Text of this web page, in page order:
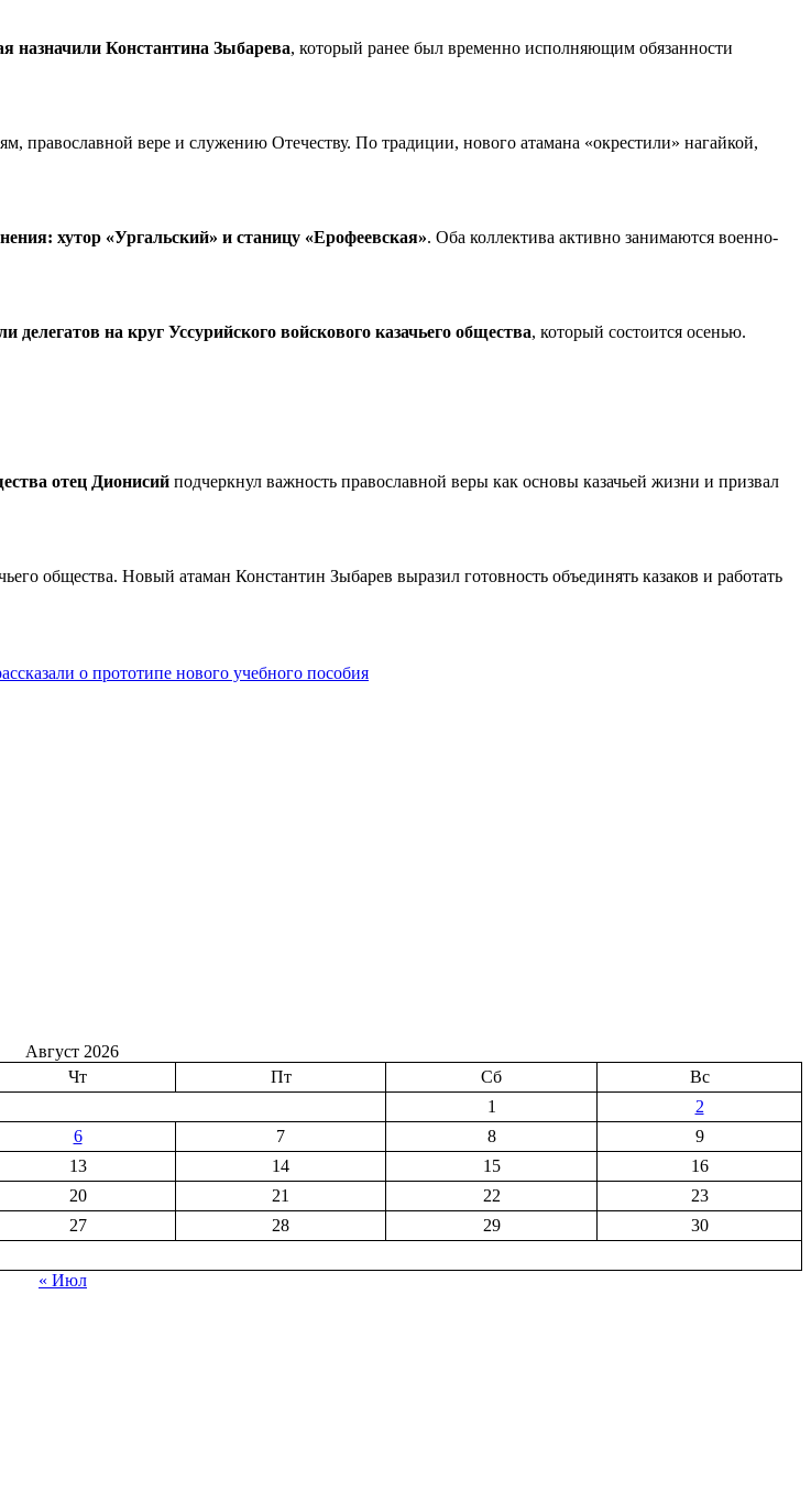
назначили Константина Зыбарева, который ранее был временно исполняющим обязанности
православной вере и служению Отечеству. По традиции, нового атамана «окрестили» нагайкой,
хутор «Ургальский» и станицу «Ерофеевская». Оба коллектива активно занимаются военно-
делегатов на круг Уссурийского войскового казачьего общества, который состоится осенью.
отец Дионисий подчеркнул важность православной веры как основы казачьей жизни и призвал
общества. Новый атаман Константин Зыбарев выразил готовность объединять казаков и работать
о прототипе нового учебного пособия
Август 2026
Чт Пт Сб
Вс
1
2
6 7 8
9
13 14 15
16
20 21 22
23
27 28 29
30
« Июл